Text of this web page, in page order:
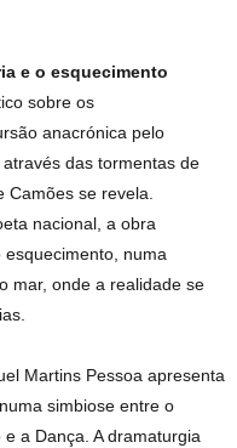
e o esquecimento
sobre os
anacrónica pelo
das tormentas de
Camões se revela.
nacional, a obra
numa
mar, onde a realidade se
Martins Pessoa apresenta
simbiose entre o
a Dança. A dramaturgia